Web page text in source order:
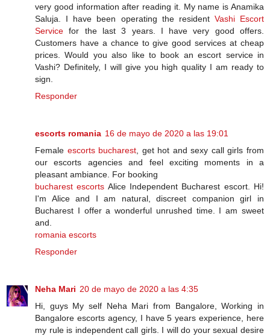
very good information after reading it. My name is Anamika
Saluja. I have been operating the resident Vashi Escort
Service for the last 3 years. I have very good offers.
Customers have a chance to give good services at cheap
prices. Would you also like to book an escort service in
Vashi? Definitely, I will give you high quality I am ready to
sign.
Responder
escorts romania 16 de mayo de 2020 a las 19:01
Female escorts bucharest , get hot and sexy call girls from
our escorts agencies and feel exciting moments in a
pleasant ambiance. For booking
bucharest escorts Alice Independent Bucharest escort. Hi!
I'm Alice and I am natural, discreet companion girl in
Bucharest I offer a wonderful unrushed time. I am sweet
and.
romania escorts
Responder
Neha Mari 20 de mayo de 2020 a las 4:35
Hi, guys My self Neha Mari from Bangalore, Working in
Bangalore escorts agency, I have 5 years experience, here
my rule is independent call girls. I will do your sexual desire